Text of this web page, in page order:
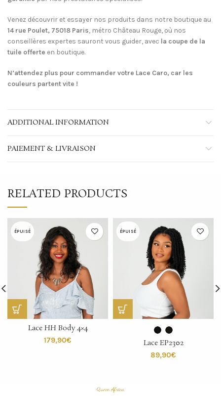
Venez découvrir et essayer nos produits dans notre boutique au
14 rue Poulet, 75018 Paris, métro Château Rouge, où nos
conseillères expertes sauront vous guider, avec la coupe de la
tuile offerte en boutique.
N’attendez plus pour commander votre Lace Caro, car les
couleurs partent vite !
ADDITIONAL INFORMATION
PAIEMENT & LIVRAISON
RELATED PRODUCTS
ÉPUISÉ
Lace HH Body 4×4
€
ÉPUISÉ
Lace EP2302
€
Queen Africa